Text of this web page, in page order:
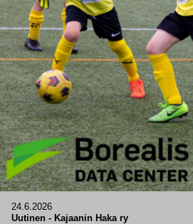
24.6.2026
Uutinen - Kajaanin Haka ry